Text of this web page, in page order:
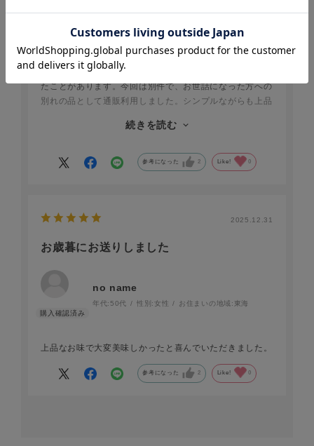
まみ
性別: お住まいの地域:
法事で親族にお渡しするお菓子の候補を探して店舗購入し
たことがあります。今回は別件で、お世話になった方への
別れの品として通販利用しました。シンプルながらも上品
軽いですが、平箱で大きさもあるので手渡されて残念な気
製造元とのこと、どのお味も美味しくいただけました。
続きを読む
参考になった 2 Like! 0
2025.12.31
お歳暮にお送りしました
no name
年代: 50代 性別:女性 お住まいの地域: 東海
上品なお味で大変美味しかったと喜んでいただきました。
参考になった 2 Like! 0